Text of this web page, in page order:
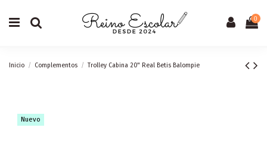
0
Inicio Complementos Trolley Cabina 20" Real Betis Balompie
Nuevo